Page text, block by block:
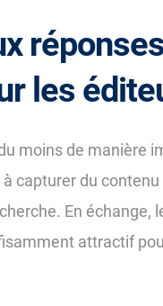
les
moins de manière
capturer du
En échange,
attractif